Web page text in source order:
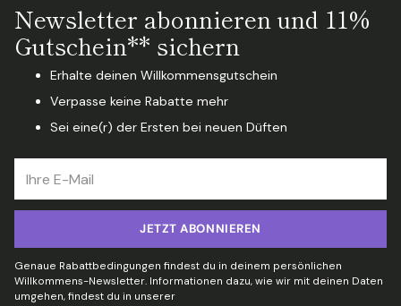
Newsletter abonnieren und 11%
Gutschein** sichern
Erhalte deinen Willkommensgutschein
Verpasse keine Rabatte mehr
Sei eine(r) der Ersten bei neuen Düften
E-
Mail
JETZT ABONNIEREN
Genaue Rabattbedingungen findest du in deinem persönlichen
Willkommens-Newsletter. Informationen dazu, wie wir mit deinen Daten
umgehen, findest du in unserer